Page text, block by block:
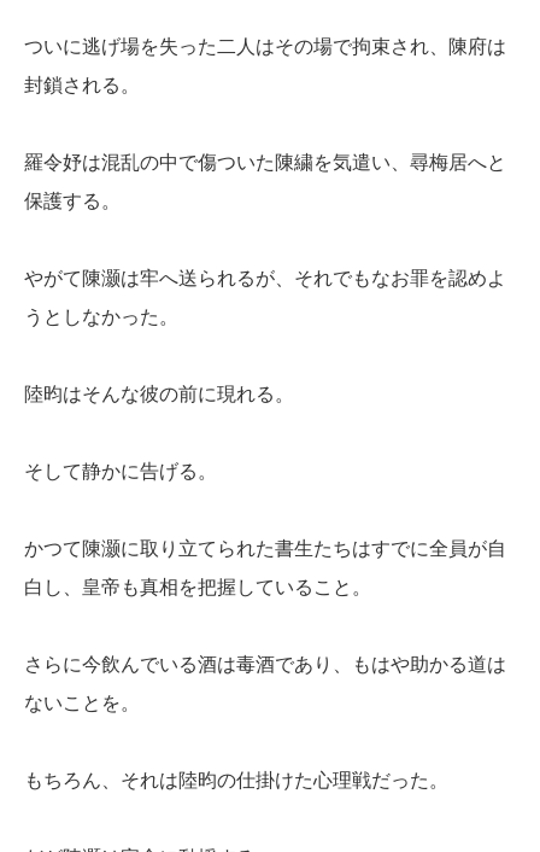
ついに逃げ場を失った二人はその場で拘束され、陳府は
封鎖される。
羅令妤は混乱の中で傷ついた陳繍を気遣い、尋梅居へと
保護する。
やがて陳灏は牢へ送られるが、それでもなお罪を認めよ
うとしなかった。
陸昀はそんな彼の前に現れる。
そして静かに告げる。
かつて陳灏に取り立てられた書生たちはすでに全員が自
白し、皇帝も真相を把握していること。
さらに今飲んでいる酒は毒酒であり、もはや助かる道は
ないことを。
もちろん、それは陸昀の仕掛けた心理戦だった。